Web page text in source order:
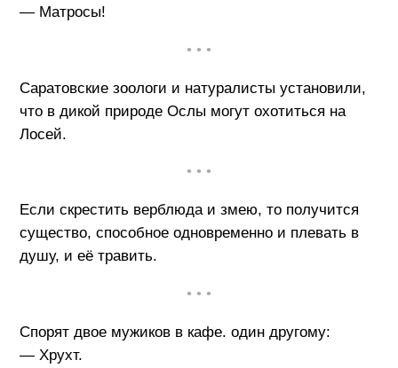
— Матросы!
• • •
Саратовские зоологи и натуралисты установили,
что в дикой природе Ослы могут охотиться на
Лосей.
• • •
Если скрестить верблюда и змею, то получится
существо, способное одновременно и плевать в
душу, и её травить.
• • •
Спорят двое мужиков в кафе. один другому:
— Хрухт.